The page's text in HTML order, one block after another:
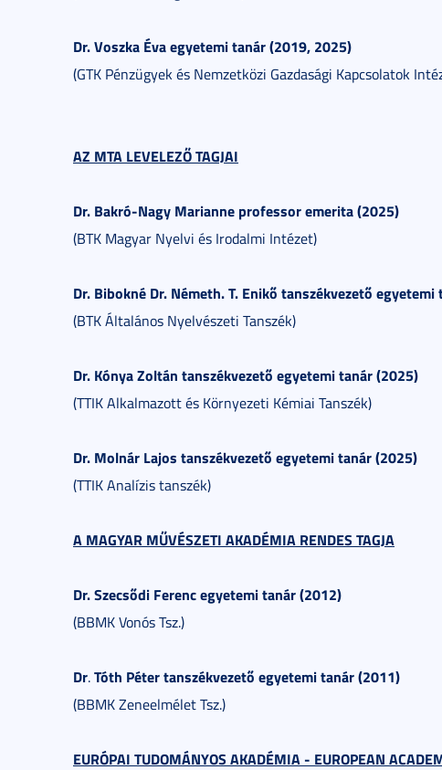
Dr. Voszka Éva egyetemi tanár (2019, 2025)
(GTK Pénzügyek és Nemzetközi Gazdasági Kapcsolatok
AZ MTA LEVELEZŐ TAGJAI
Dr. Bakró-Nagy Marianne professor emerita (2025)
(BTK Magyar Nyelvi és Irodalmi Intézet)
Dr. Bibokné Dr. Németh. T. Enikő tanszékvezető
(BTK Általános Nyelvészeti Tanszék)
Dr. Kónya Zoltán tanszékvezető egyetemi tanár (2025)
(TTIK Alkalmazott és Környezeti Kémiai Tanszék)
Dr. Molnár Lajos tanszékvezető egyetemi tanár (2025)
(TTIK Analízis tanszék)
A MAGYAR MŰVÉSZETI AKADÉMIA RENDES TAGJA
Dr. Szecsődi Ferenc egyetemi tanár (2012)
(BBMK Vonós Tsz.)
Dr.Tóth Péter tanszékvezető egyetemi tanár (2011)
(BBMK Zeneelmélet Tsz.)
EURÓPAI TUDOMÁNYOS AKADÉMIA - EUROPEAN